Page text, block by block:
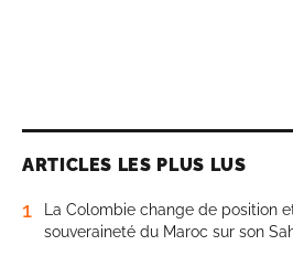
ARTICLES LES PLUS LUS
1
La Colombie change de position
souveraineté du Maroc sur son